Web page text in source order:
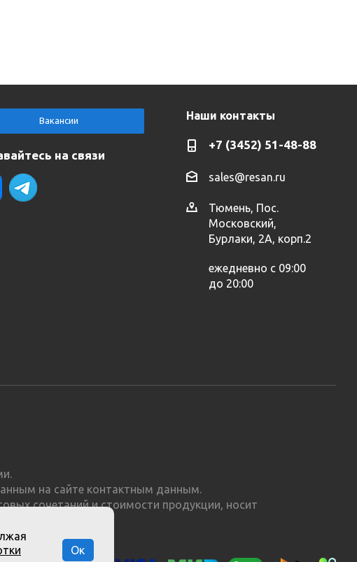
Вакансии
на связи
Наши контакты
+7 (3452) 51-48-88
sales@resan.ru
Тюмень, Пос.
Московский,
Бурлаки, 2А, корп.2
ежедневно с 09:00
до 20:00
на сайте контактным данным.
сочетаний и стоимости продукции, носит
Ок